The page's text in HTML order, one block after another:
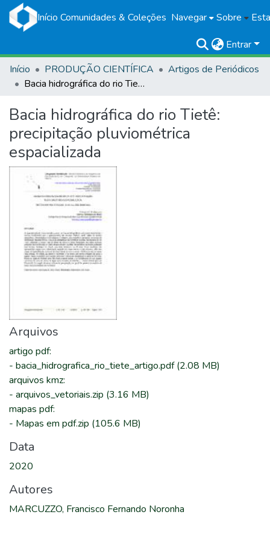
Início Comunidades & Coleções Navegar Sobre
Entrar
Início
PRODUÇÃO CIENTÍFICA
Artigos de Periódicos
Bacia hidrográfica do rio Tietê: precipitação pluviométrica espacializada
Bacia hidrográfica do rio Tietê:
precipitação pluviométrica
espacializada
Arquivos
artigo pdf:
- bacia_hidrografica_rio_tiete_artigo.pdf(2.08 MB)
arquivos kmz:
- arquivos_vetoriais.zip (3.16 MB)
mapas pdf:
- Mapas em pdf.zip (105.6 MB)
Data
2020
Autores
MARCUZZO, Francisco Fernando Noronha